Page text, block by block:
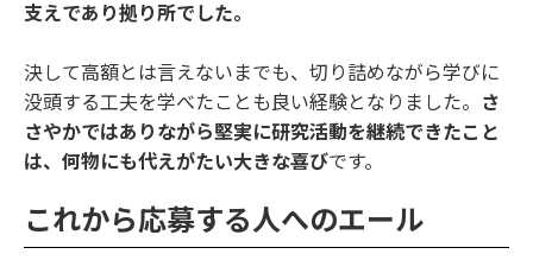
支えであり拠り所でした。
決して高額とは言えないまでも、切り詰めながら学びに
没頭する工夫を学べたことも良い経験となりました。 さ
さやかではありながら堅実に研究活動を継続できたこと
は、何物にも代えがたい大きな喜びです。
これから応募する人へのエール